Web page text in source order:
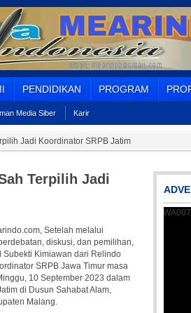
PENDIDIKAN PROGRAM
Media Siber Karir
Jadi Koordinator SRPB Jatim
Terpilih Jadi
Setelah melalui
diskusi, dan pemilihan,
Subekti Kimiawan dari Relindo
SRPB Jawa Timur masa
10 September 2023 dalam
di Dusun Sahabat Alam,
Malang.